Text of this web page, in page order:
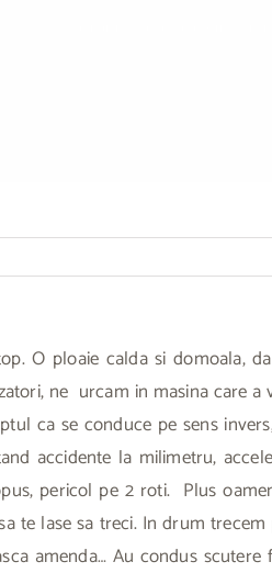
O ploaie calda si domoala,
ne urcam in masina care
ca se conduce pe sens
accidente la milimetru,
pericol pe 2 roti. Plus
te lase sa treci. In drum
amenda… Au condus